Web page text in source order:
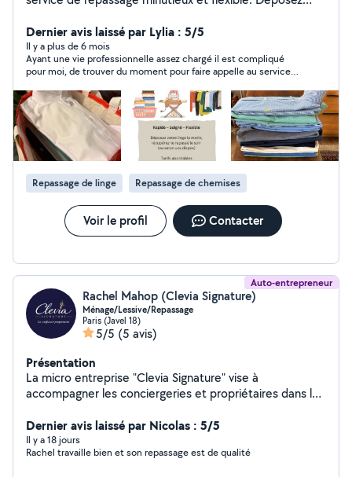
selon vos disponibilités). 15 /h si vous déposez 20 /h si
je récupère et redépose Villejuif et alentours : Chevilly-
Larue, L'Haÿ-les-Roses, Paris 13, Le Kremlin-Bicêtre,
Thiais, Choisy-le-Roi. Service express possible travail
propre et soigné.
Dernier avis laissé par Lylia : 5/5
Il y a plus de 6 mois
Ayant une vie professionnelle assez chargé il est compliqué
pour moi, de trouver du moment pour faire appelle au services
et Julia c’est rendu disponible, elle est flexible dans ses
horaires et les prestations de ses services sont toujours
impeccable je vous la recommande fois milles merci encore
Julia !!
Repassage de linge Repassage de chemises
Voir le profil Contacter
Auto-entrepreneur
Rachel Mahop (Clevia Signature)
Ménage/Lessive/Repassage
Paris (Javel 18)
5/5 (5 avis)
Présentation
La micro entreprise "Clevia Signature" vise à
accompagner les conciergeries et propriétaires dans la
location courte durée. Elle propose aussi des services
de ménage et repassage chez des particuliers et dans
les bureaux. Notre approche repose sur les standards
Dernier avis laissé par Nicolas : 5/5
Il y a 18 jours
Rachel travaille bien et son repassage est de qualité